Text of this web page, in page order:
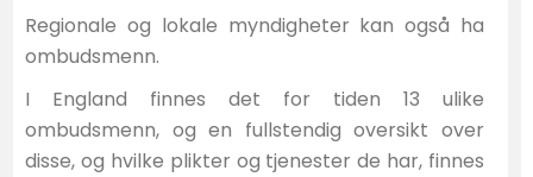
Regionale og lokale myndigheter kan også ha
ombudsmenn.
I England finnes det for tiden 13 ulike
ombudsmenn, og en fullstendig oversikt over
disse, og hvilke plikter og tjenester de har, finnes